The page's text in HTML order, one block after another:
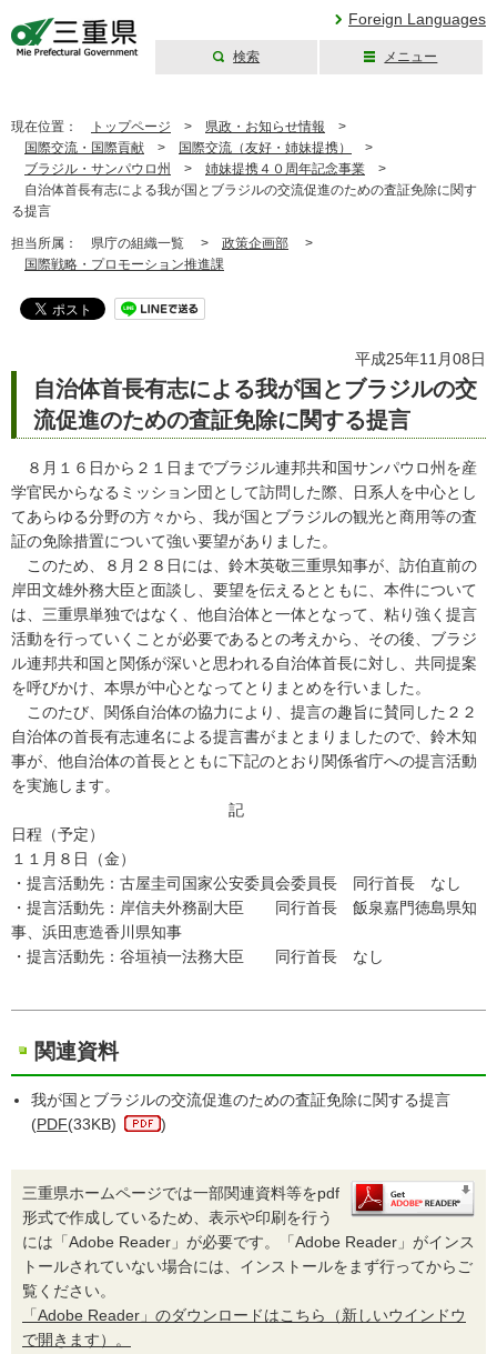
Foreign Languages
検索 メニュー
現在位置： トップページ > 県政・お知らせ情報 >
国際交流・国際貢献 > 国際交流（友好・姉妹提携）
>
ブラジル・サンパウロ州
> 姉妹提携４０周年記念事業 >
自治体首長有志による我が国とブラジルの交流促進のための査証免除に関す
る提言
担当所属： 県庁の組織一覧 > 政策企画部 >
国際戦略・プロモーション推進課
平成25年11月08日
自治体首長有志による我が国とブラジルの交
流促進のための査証免除に関する提言
８月１６日から２１日までブラジル連邦共和国サンパウロ州を産
学官民からなるミッション団として訪問した際、日系人を中心とし
てあらゆる分野の方々から、我が国とブラジルの観光と商用等の査
証の免除措置について強い要望がありました。
このため、８月２８日には、鈴木英敬三重県知事が、訪伯直前の
岸田文雄外務大臣と面談し、要望を伝えるとともに、本件について
は、三重県単独ではなく、他自治体と一体となって、粘り強く提言
活動を行っていくことが必要であるとの考えから、その後、ブラジ
ル連邦共和国と関係が深いと思われる自治体首長に対し、共同提案
を呼びかけ、本県が中心となってとりまとめを行いました。
このたび、関係自治体の協力により、提言の趣旨に賛同した２２
自治体の首長有志連名による提言書がまとまりましたので、鈴木知
事が、他自治体の首長とともに下記のとおり関係省庁への提言活動
を実施します。
記
日程（予定）
１１月８日（金）
・提言活動先：古屋圭司国家公安委員会委員長 同行首長 なし
・提言活動先：岸信夫外務副大臣 同行首長 飯泉嘉門徳島県知
事、浜田恵造香川県知事
・提言活動先：谷垣禎一法務大臣 同行首長 なし
関連資料
我が国とブラジルの交流促進のための査証免除に関する提言
(PDF(33KB) )
三重県ホームページでは一部関連資料等をpdf
形式で作成しているため、表示や印刷を行う
には「Adobe Reader」が必要です。「Adobe Reader」がインス
トールされていない場合には、インストールをまず行ってからご
覧ください。
「Adobe Reader」のダウンロードはこちら（新しいウインドウ
で開きます）。